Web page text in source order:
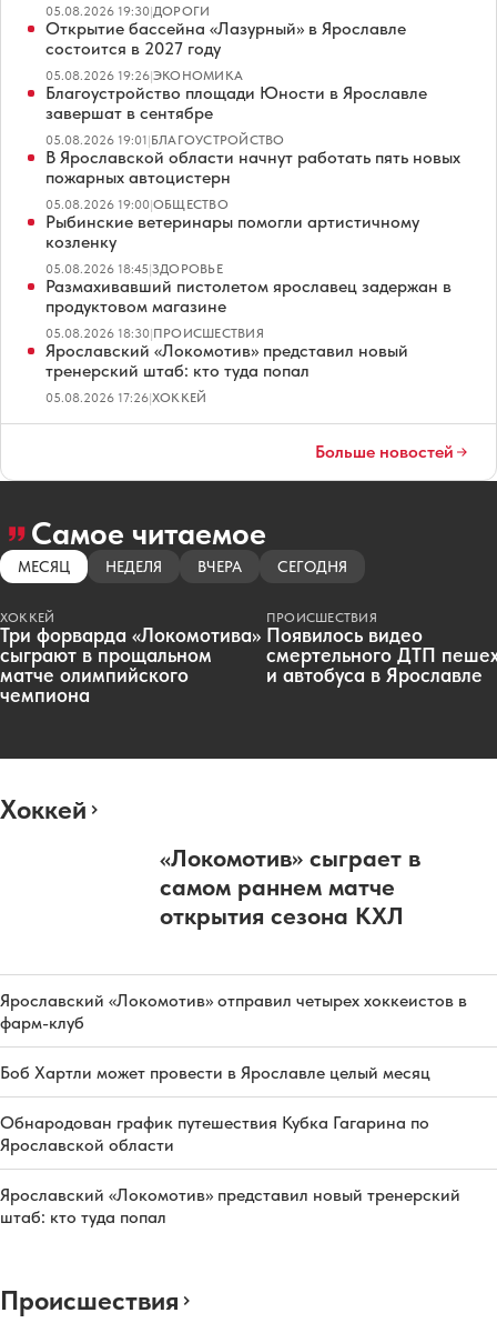
05.08.2026 19:30|ДОРОГИ
Открытие бассейна «Лазурный» в Ярославле
состоится в 2027 году
05.08.2026 19:26|ЭКОНОМИКА
Благоустройство площади Юности в Ярославле
завершат в сентябре
05.08.2026 19:01|БЛАГОУСТРОЙСТВО
В Ярославской области начнут работать пять новых
пожарных автоцистерн
05.08.2026 19:00|ОБЩЕСТВО
Рыбинские ветеринары помогли артистичному
козленку
05.08.2026 18:45|ЗДОРОВЬЕ
Размахивавший пистолетом ярославец задержан в
продуктовом магазине
05.08.2026 18:30|ПРОИСШЕСТВИЯ
Ярославский «Локомотив» представил новый
тренерский штаб: кто туда попал
05.08.2026 17:26|ХОККЕЙ
Больше новостей
Самое читаемое
МЕСЯЦ НЕДЕЛЯ ВЧЕРА СЕГОДНЯ
ХОККЕЙ
Три форварда «Локомотива»
сыграют в прощальном
матче олимпийского
чемпиона
ПРОИСШЕСТВИЯ
Появилось видео
смертельного ДТП
и автобуса в Ярославле
Хоккей
«Локомотив» сыграет в
самом раннем матче
открытия сезона КХЛ
Ярославский «Локомотив» отправил четырех хоккеистов в
фарм-клуб
Боб Хартли может провести в Ярославле целый месяц
Обнародован график путешествия Кубка Гагарина по
Ярославской области
Ярославский «Локомотив» представил новый тренерский
штаб: кто туда попал
Происшествия